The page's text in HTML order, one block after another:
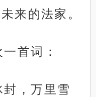
来的法家。
首词：
，万里雪